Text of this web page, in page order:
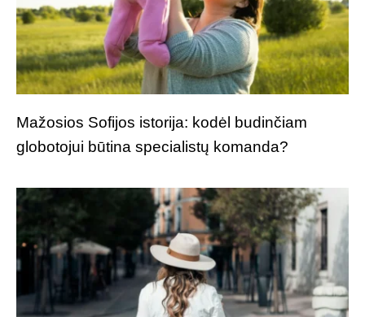
Mažosios Sofijos istorija: kodėl budinčiam
globotojui būtina specialistų komanda?